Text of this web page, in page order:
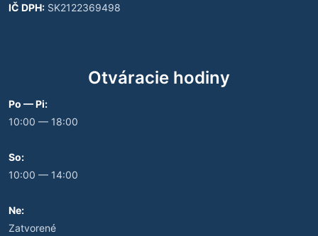
IČ DPH: SK2122369498
Otváracie hodiny
Po — Pi:
10:00 — 18:00
So:
10:00 — 14:00
Ne:
Zatvorené